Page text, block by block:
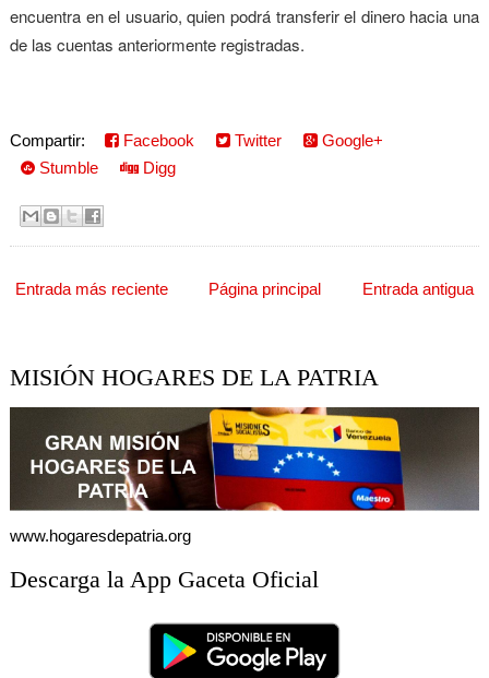
encuentra en el usuario, quien podrá transferir el dinero hacia una
de las cuentas anteriormente registradas.
Compartir: Facebook Twitter
Google+
Stumble
Digg
Entrada más reciente Entrada antigua
Página principal
MISIÓN HOGARES DE LA PATRIA
www.hogaresdepatria.org
Descarga la App Gaceta Oficial